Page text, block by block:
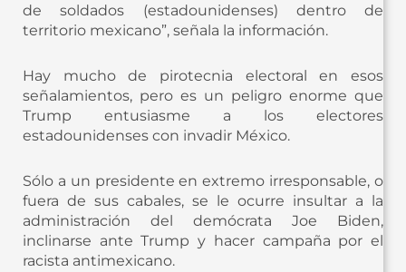
de soldados (estadounidenses) dentro de
territorio mexicano”, señala la información.
Hay mucho de pirotecnia electoral en esos
señalamientos, pero es un peligro enorme que
Trump entusiasme a los electores
estadounidenses con invadir México.
Sólo a un presidente en extremo irresponsable, o
fuera de sus cabales, se le ocurre insultar a la
administración del demócrata Joe Biden,
inclinarse ante Trump y hacer campaña por el
racista antimexicano.